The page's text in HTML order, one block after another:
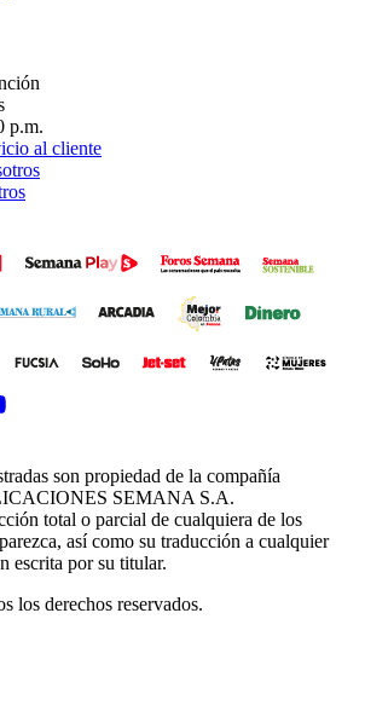
p.m.
al cliente
window
son propiedad de la compañía
SEMANA S.A.
total o parcial de cualquiera de los
así como su traducción a cualquier
escrita por su titular.
los derechos reservados.